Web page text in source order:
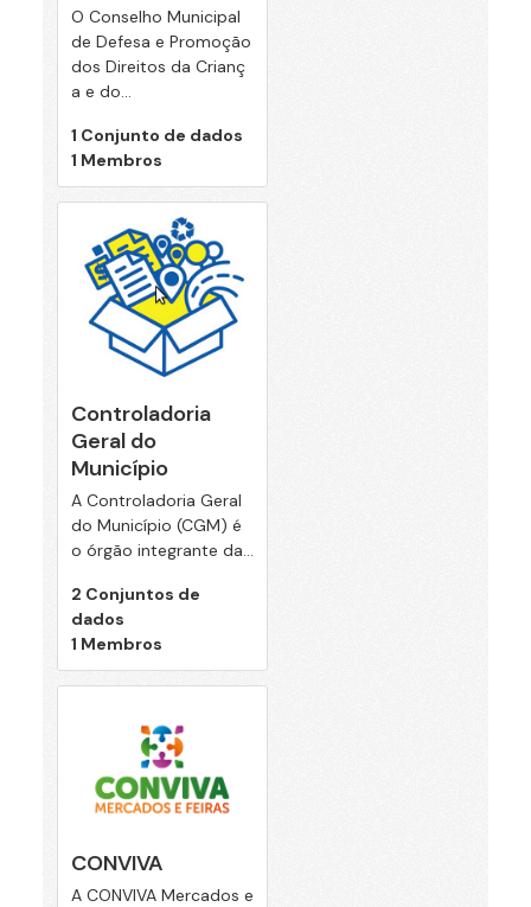
O Conselho Municipal
de Defesa e Promoção
dos Direitos da Crianç
a e do...
1 Conjunto de dados
1 Membros
Controladoria
Geral do
Município
A Controladoria Geral
do Município (CGM) é
o órgão integrante da...
2 Conjuntos de
dados
1 Membros
CONVIVA
A CONVIVA Mercados e